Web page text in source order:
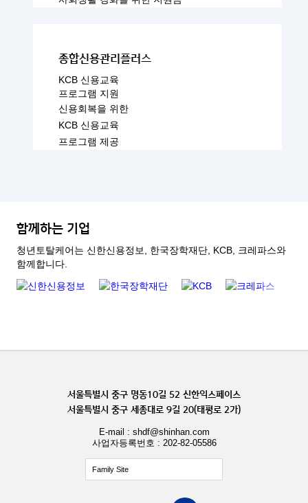
종합신용관리플러스
KCB 신용교육
프로그램 지원
신용회복을 위한
KCB 신용교육
프로그램 제공
함께하는 기업
청년토탈케어는 신한신용정보, 한국장학재단, KCB, 크레파스와
함께합니다.
서울특별시 중구 명동10길 52 신한익스페이스
서울특별시 중구 세종대로 9길 20(태평로 2가)
E-mail : shdf@shinhan.com
사업자등록번호 : 202-82-05586
Family Site